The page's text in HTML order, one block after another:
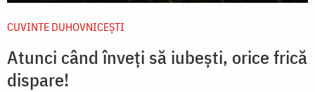
CUVINTE DUHOVNICEȘTI
Atunci când înveți să iubești, orice frică
dispare!